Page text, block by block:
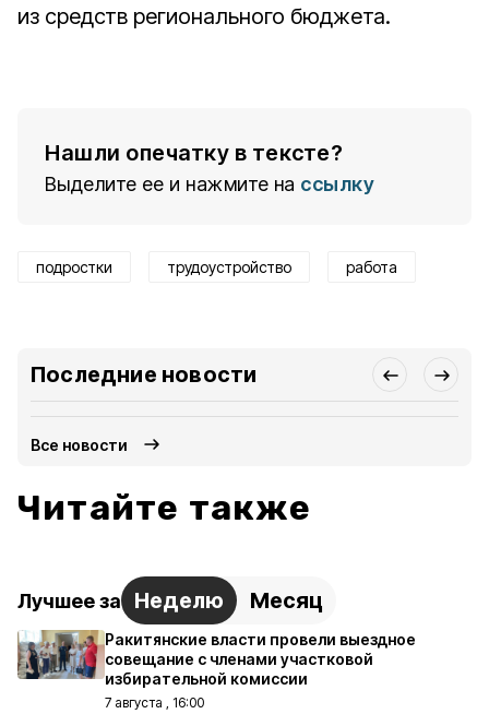
из средств регионального бюджета.
Нашли опечатку в тексте?
Выделите ее и нажмите на ссылку
подростки трудоустройство работа
Последние новости
Все новости
Читайте также
Лучшее за Неделю Месяц
Ракитянские власти провели выездное
совещание с членами участковой
избирательной комиссии
7 августа , 16:00